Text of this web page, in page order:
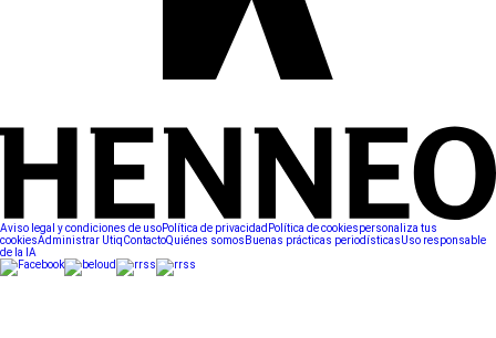
Aviso legal y condiciones de usoPolítica de privacidad Política de cookiespersonaliza tus
cookiesAdministrar UtiqContactoQuiénes somos Buenas prácticas periodísticasUso responsable
de la IA